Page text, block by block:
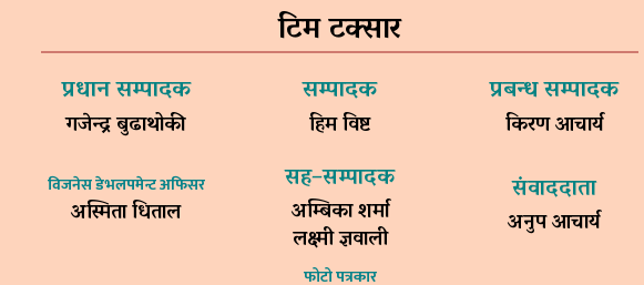
टिम टक्सार
प्रधान सम्पादक
गजेन्द्र बुढाथोकी
सम्पादक
हिम विष्ट
प्रबन्ध सम्पादक
किरण आचार्य
विजनेस डेभलपमेन्ट अफिसर
अस्मिता धिताल
सह–सम्पादक
अम्बिका शर्मा
लक्ष्मी ज्ञवाली
फोटो पत्रकार
संवाददाता
अनुप आचार्य